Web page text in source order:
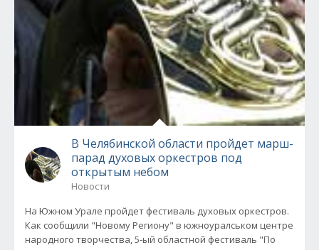
В Челябинской области пройдет марш-
парад духовых оркестров под
открытым небом
Новости
На Южном Урале пройдет фестиваль духовых оркестров.
Как сообщили "Новому Региону" в южноуралськом центре
народного творчества, 5-ый областной фестиваль "По